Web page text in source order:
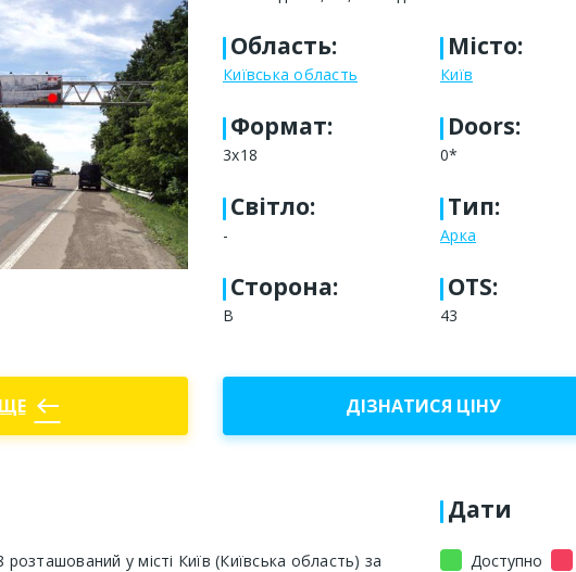
Область:
Київська область
Місто:
Київ
Формат:
3x18
Doors:
0*
Світло:
-
Тип:
Арка
Сторона:
B
OTS:
43
west ДІЗНАТИСЯ ЦІНУ
у місті Київ (Київська область) за
Дати
Доступно